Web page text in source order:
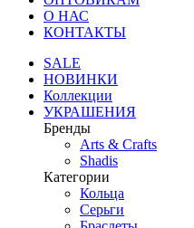
О НАС
КОНТАКТЫ
SALE
НОВИНКИ
Коллекции
УКРАШЕНИЯ
Бренды
Аrts & Сrafts
Shadis
Категории
Кольца
Серьги